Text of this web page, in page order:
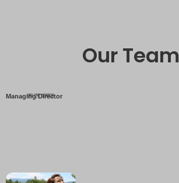
Our Team
Managing Director
एम एम तामाङ